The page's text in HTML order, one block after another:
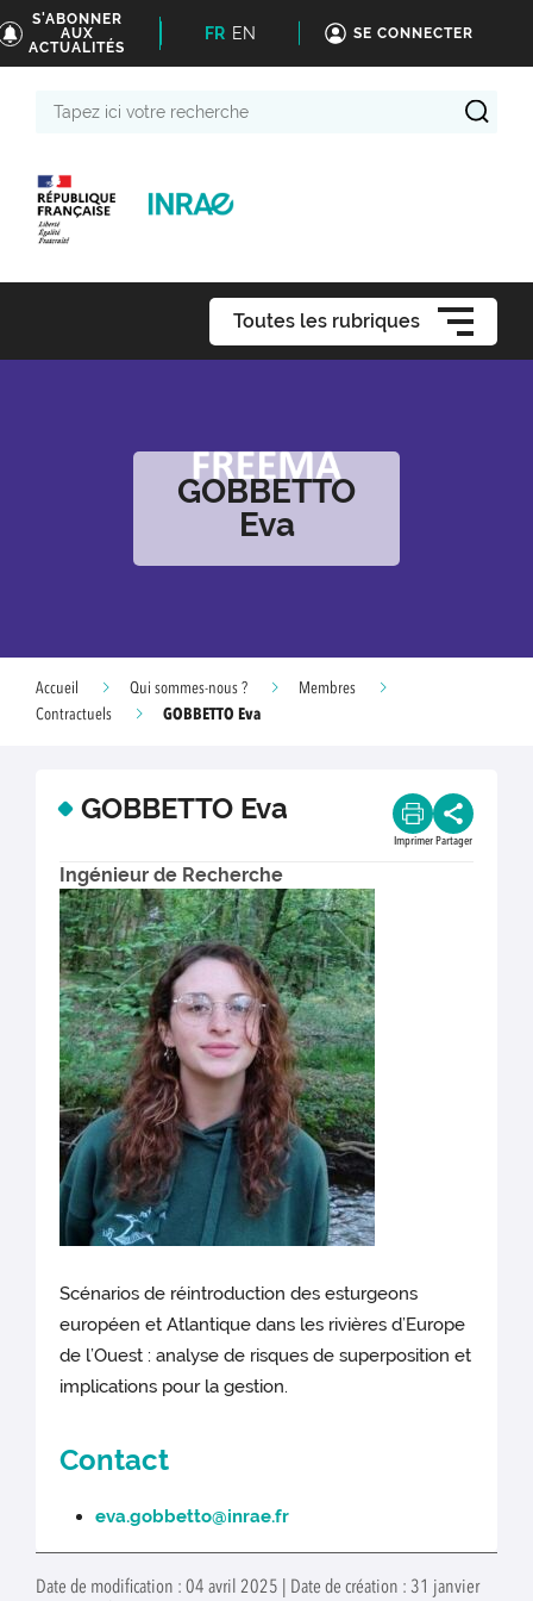
S'ABONNER
AUX
ACTUALITÉS
FR EN SE CONNECTER
Toutes les rubriques
GOBBETTO
Eva
Accueil Qui sommes-nous ?
Membres
Contractuels
GOBBETTO Eva
GOBBETTO Eva
Imprimer Partager
Ingénieur de Recherche
Scénarios de réintroduction des esturgeons
européen et Atlantique dans les rivières d’Europe
de l’Ouest : analyse de risques de superposition et
implications pour la gestion.
Contact
eva.gobbetto@inrae.fr
Date de modification : 04 avril 2025 | Date de création : 31 janvier